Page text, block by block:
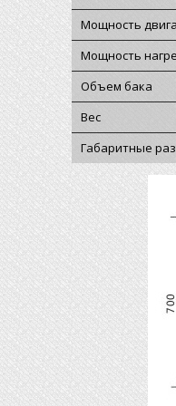
Мощность
Мощность
Объем бака
Вес
Габаритные